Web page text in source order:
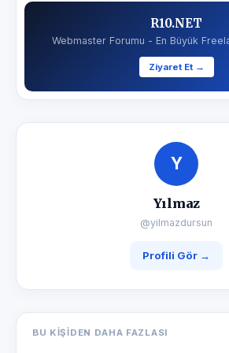
R10.NET
Webmaster Forumu - En Büyük
Ziyaret Et →
Y
Yılmaz
@yilmazdursun
Profili Gör →
BU KIŞIDEN DAHA FAZLASI